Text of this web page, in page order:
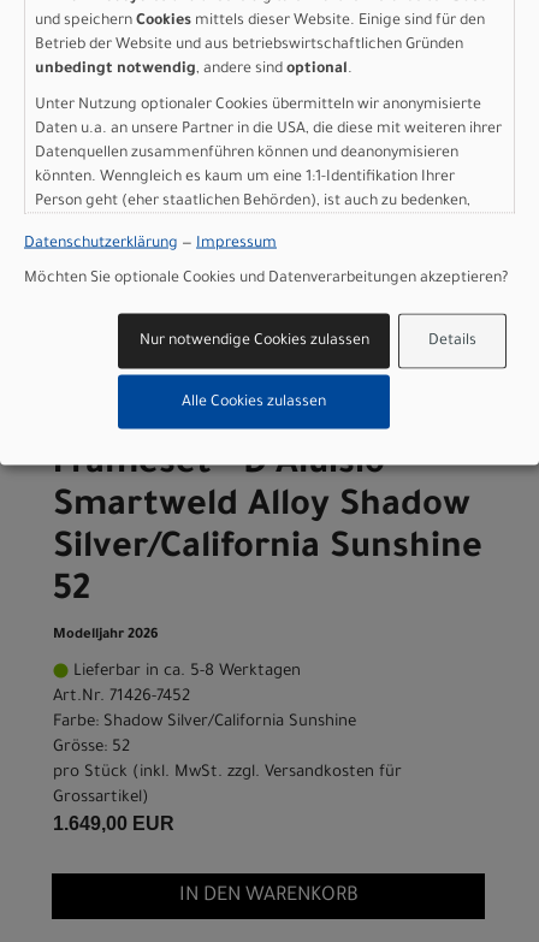
56
Lieferbar in ca. 5-8 Werktagen
Art.Nr. 71426-7456
Farbe: Shadow Silver/California Sunshine
Grösse: 56
Grossartikel)
1.649,00 EUR
IN DEN WARENKORB
Specialized Crux DSW
Frameset - D'Aluisio
Smartweld Alloy Shadow
Silver/California Sunshine
52
Modelljahr 2026
Lieferbar in ca. 5-8 Werktagen
Art.Nr. 71426-7452
Farbe: Shadow Silver/California Sunshine
Grösse: 52
pro Stück (inkl. MwSt. zzgl. Versandkosten für
Grossartikel)
1.649,00 EUR
IN DEN WARENKORB
und speichern Cookies mittels dieser Website. Einige sind für den
Betrieb der Website und aus betriebswirtschaftlichen Gründen
unbedingt notwendig, andere sind optional.
Unter Nutzung optionaler Cookies übermitteln wir anonymisierte
Daten u.a. an unsere Partner in die USA, die diese mit weiteren ihrer
Datenquellen zusammenführen können und deanonymisieren
könnten. Wenngleich es kaum um eine 1:1-Identifikation Ihrer
Person geht (eher staatlichen Behörden), ist auch zu bedenken,
sind wie bei uns in der Europäischen Union.
Datenschutzerklärung — Impressum
Möchten Sie optionale Cookies und Datenverarbeitungen akzeptieren?
Details
Nur notwendige Cookies zulassen
Alle Cookies zulassen